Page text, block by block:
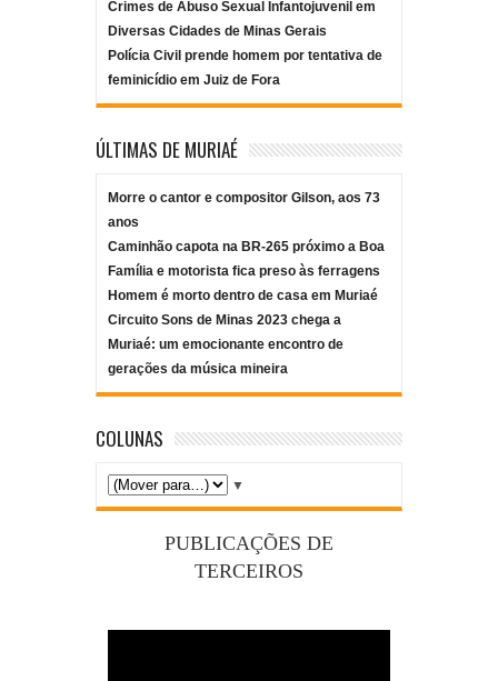
Crimes de Abuso Sexual Infantojuvenil em
Diversas Cidades de Minas Gerais
Polícia Civil prende homem por tentativa de
feminicídio em Juiz de Fora
ÚLTIMAS DE MURIAÉ
Morre o cantor e compositor Gilson, aos 73
anos
Caminhão capota na BR-265 próximo a Boa
Família e motorista fica preso às ferragens
Homem é morto dentro de casa em Muriaé
Circuito Sons de Minas 2023 chega a
Muriaé: um emocionante encontro de
gerações da música mineira
COLUNAS
▼
PUBLICAÇÕES DE
TERCEIROS